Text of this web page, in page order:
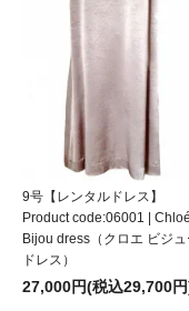
9号【レンタルドレス】
Product code:06001 | Chloé
Bijou dress（クロエ ビジュ
ドレス）
27,000円(税込29,700